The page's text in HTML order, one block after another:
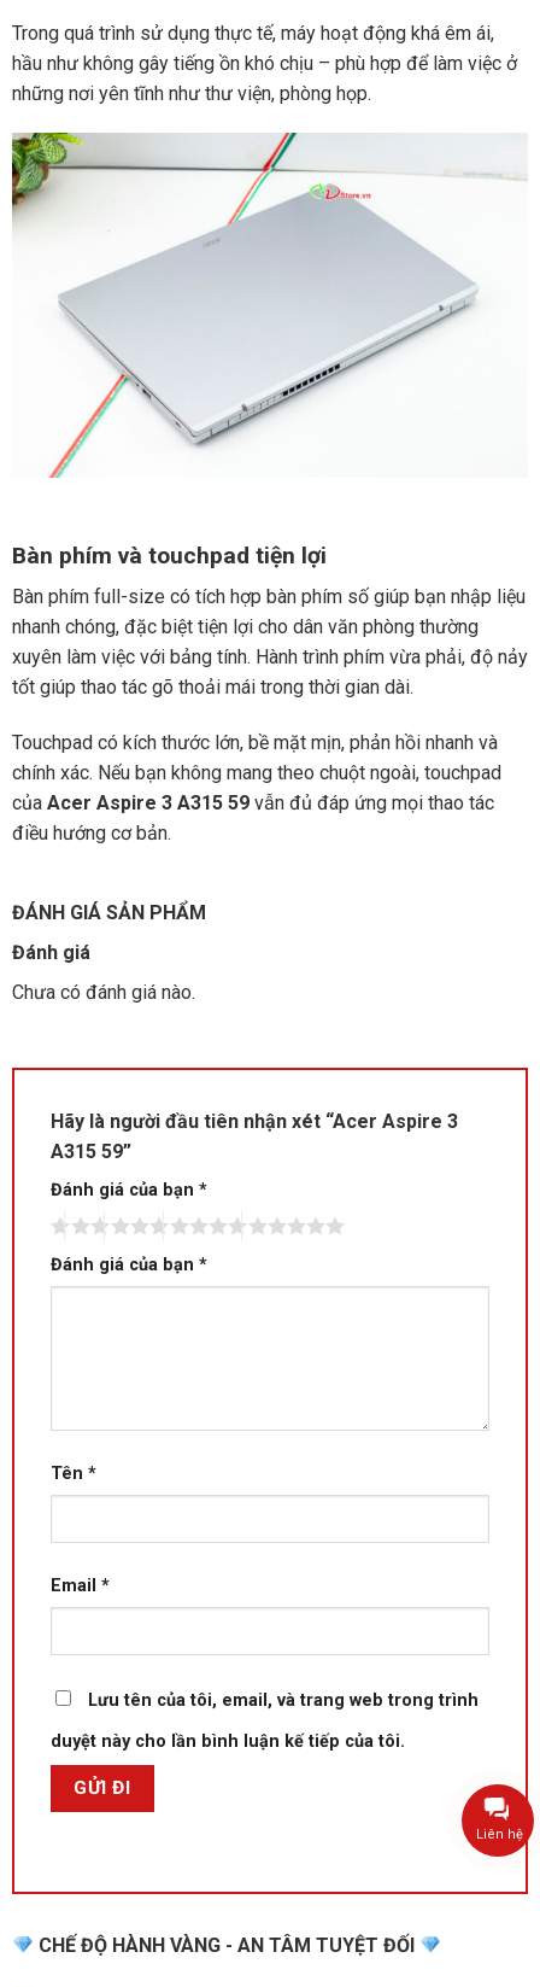
Trong quá trình sử dụng thực tế, máy hoạt động khá êm ái,
hầu như không gây tiếng ồn khó chịu – phù hợp để làm việc ở
những nơi yên tĩnh như thư viện, phòng họp.
Bàn phím và touchpad tiện lợi
Bàn phím full-size có tích hợp bàn phím số giúp bạn nhập liệu
nhanh chóng, đặc biệt tiện lợi cho dân văn phòng thường
xuyên làm việc với bảng tính. Hành trình phím vừa phải, độ nảy
tốt giúp thao tác gõ thoải mái trong thời gian dài.
Touchpad có kích thước lớn, bề mặt mịn, phản hồi nhanh và
chính xác. Nếu bạn không mang theo chuột ngoài, touchpad
của Acer Aspire 3 A315 59vẫn đủ đáp ứng mọi thao tác
điều hướng cơ bản.
ĐÁNH GIÁ SẢN PHẨM
Đánh giá
Chưa có đánh giá nào.
Hãy là người đầu tiên nhận xét “Acer Aspire 3
A315 59”
Đánh giá của bạn *
Đánh giá của bạn *
Tên *
Email *
Lưu tên của tôi, email, và trang web trong trình
duyệt này cho lần bình luận kế tiếp của tôi.
CHẾ ĐỘ HÀNH VÀNG - AN TÂM TUYỆT ĐỐI
Liên hệ